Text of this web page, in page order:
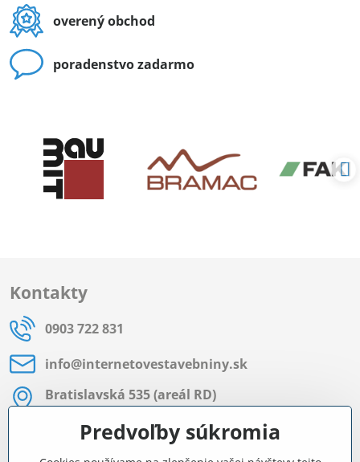
overený obchod
poradenstvo zadarmo
Kontakty
0903 722 831
info​@internetovestavebniny​.sk
Bratislavská 535 (areál RD)
Most pri Bratislave
Pon - Pia 8:00 - 11:30 a 12:15 - 15:30
Predvoľby súkromia